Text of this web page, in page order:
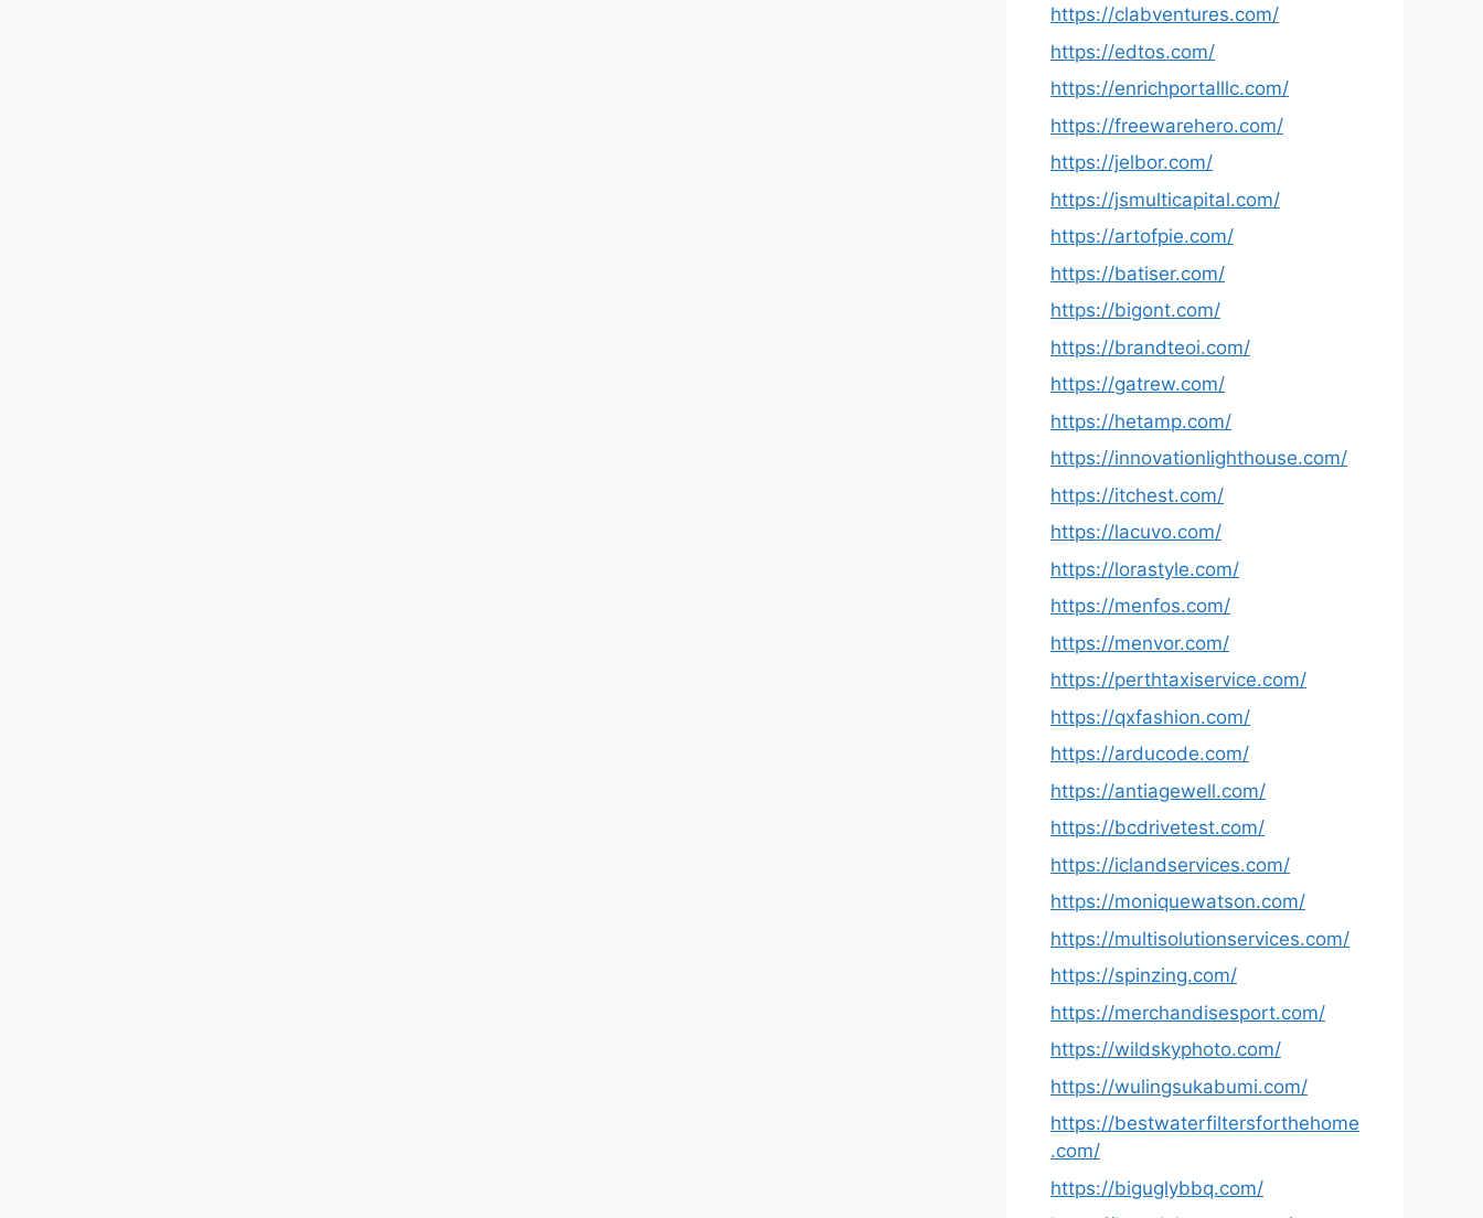
https://clabventures.com/
https://edtos.com/
https://enrichportalllc.com/
https://freewarehero.com/
https://jelbor.com/
https://jsmulticapital.com/
https://artofpie.com/
https://batiser.com/
https://bigont.com/
https://brandteoi.com/
https://gatrew.com/
https://hetamp.com/
https://innovationlighthouse.com/
https://itchest.com/
https://lacuvo.com/
https://lorastyle.com/
https://menfos.com/
https://menvor.com/
https://perthtaxiservice.com/
https://qxfashion.com/
https://arducode.com/
https://antiagewell.com/
https://bcdrivetest.com/
https://iclandservices.com/
https://moniquewatson.com/
https://multisolutionservices.com/
https://spinzing.com/
https://merchandisesport.com/
https://wildskyphoto.com/
https://wulingsukabumi.com/
https://bestwaterfiltersforthehome
.com/
https://biguglybbq.com/